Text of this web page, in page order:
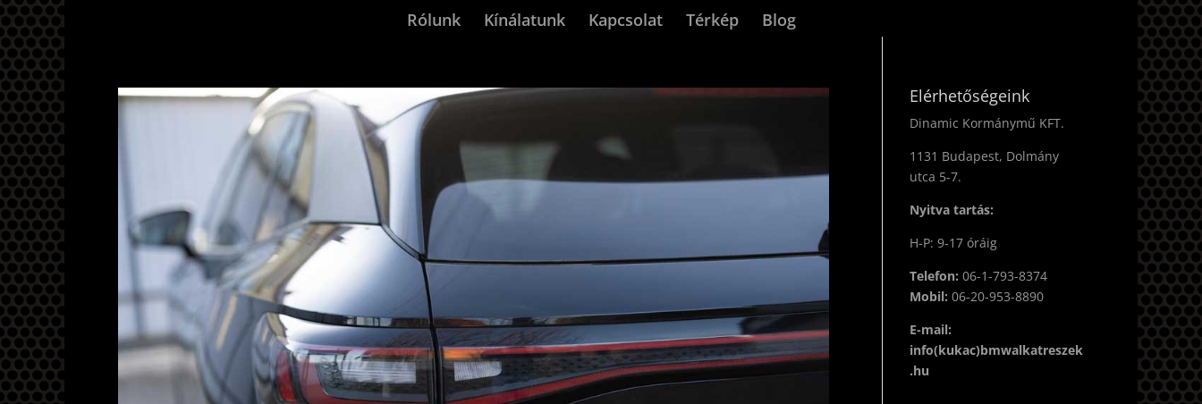
Rólunk Kínálatunk Kapcsolat Térkép Blog
Elérhetőségeink
Dinamic Kormánymű KFT.
1131 Budapest, Dolmány
utca 5-7.
Nyitva tartás:
H-P: 9-17 óráig
Telefon: 06-1-793-8374
Mobil: 06-20-953-8890
E-mail:
info(kukac)bmwalkatreszek
.hu